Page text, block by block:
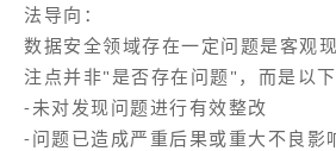
法导向：
数据安全领域存在一定问题是客观
注点并非"是否存在问题"，而是以下
-未对发现问题进行有效整改
-问题已造成严重后果或重大不良影